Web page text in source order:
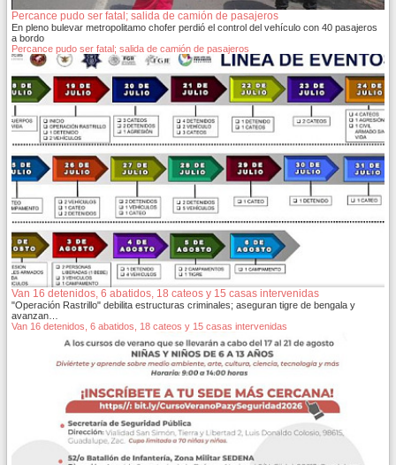
Percance pudo ser fatal; salida de camión de pasajeros
En pleno bulevar metropolitamo chofer perdió el control del vehículo con 40 pasajeros
a bordo
Percance pudo ser fatal; salida de camión de pasajeros
Van 16 detenidos, 6 abatidos, 18 cateos y 15 casas intervenidas
"Operación Rastrillo" debilita estructuras criminales; aseguran tigre de bengala y
avanzan…
Van 16 detenidos, 6 abatidos, 18 cateos y 15 casas intervenidas